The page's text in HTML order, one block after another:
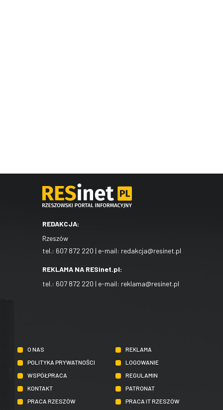
REDAKCJA:
Rzeszów
tel.: 607 872 220 | e-mail: redakcja@resinet.pl
REKLAMA NA RESinet.pl:
tel.: 607 872 220 | e-mail: reklama@resinet.pl
O NAS
REKLAMA
POLITYKA PRYWATNOŚCI
LOGOWANIE
WSPÓŁPRACA
REGULAMIN
KONTAKT
PATRONAT
PRACA RZESZÓW
PRACA IT RZESZÓW